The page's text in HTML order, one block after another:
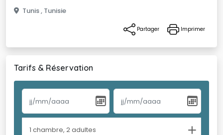
Tunis , Tunisie
Partager Imprimer
Tarifs & Réservation
1 chambre, 2adultes